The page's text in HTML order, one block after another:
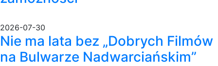
2026-07-30
Nie ma lata bez „Dobrych Filmów
na Bulwarze Nadwarciańskim”